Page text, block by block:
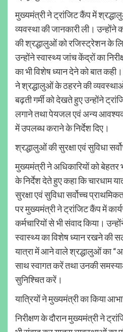
मुख्यमंत्री ने ट्रांजिट कैंप में
व्यवस्था की जानकारी ली। उन्होंने
की श्रद्धालुओं को रजिस्ट्रेशन के
उन्होंने स्वास्थ्य जांच केंद्रों का
का भी विशेष ध्यान देने को बात
ने श्रद्धालुओं के ठहरने की
बढ़ती गर्मी को देखते हुए उन्होंने
लगाने तथा पेयजल एवं अन्य आवश्यक
में उपलब्ध कराने के निर्देश दिए।
श्रद्धालुओं की सुरक्षा एवं सुविधा
मुख्यमंत्री ने अधिकारियों को
के निर्देश देते हुए कहा कि चारधाम
सुरक्षा एवं सुविधा सर्वोच्च
पर मुख्यमंत्री ने ट्रांजिट कैंप में
कर्मचारियों से भी संवाद किया।
स्वास्थ्य का विशेष ध्यान रखने की
यात्रा में आने वाले श्रद्धालुओं का
साथ स्वागत करें तथा उनकी
सुनिश्चित करें।
यात्रियों ने मुख्यमंत्री का किया
निरीक्षण के दौरान मुख्यमंत्री ने